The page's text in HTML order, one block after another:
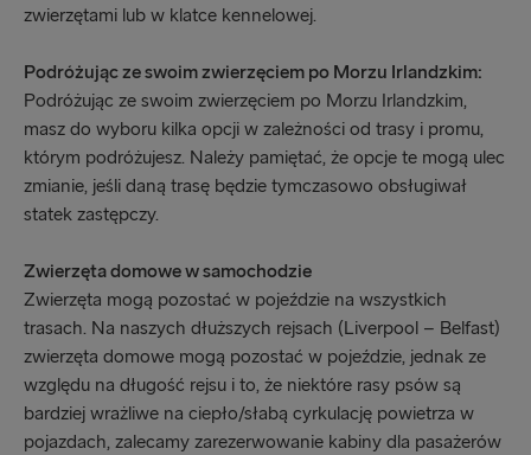
zwierzętami lub w klatce kennelowej.
Podróżując ze swoim zwierzęciem po Morzu Irlandzkim:
Podróżując ze swoim zwierzęciem po Morzu Irlandzkim,
masz do wyboru kilka opcji w zależności od trasy i promu,
którym podróżujesz. Należy pamiętać, że opcje te mogą ulec
zmianie, jeśli daną trasę będzie tymczasowo obsługiwał
statek zastępczy.
Zwierzęta domowe w samochodzie
Zwierzęta mogą pozostać w pojeździe na wszystkich
trasach. Na naszych dłuższych rejsach (Liverpool – Belfast)
zwierzęta domowe mogą pozostać w pojeździe, jednak ze
względu na długość rejsu i to, że niektóre rasy psów są
bardziej wrażliwe na ciepło/słabą cyrkulację powietrza w
pojazdach, zalecamy zarezerwowanie kabiny dla pasażerów